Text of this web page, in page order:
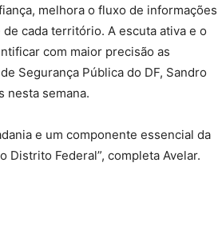
melhora o fluxo de informações
cada território. A escuta ativa e o
com maior precisão as
Segurança Pública do DF, Sandro
nesta semana.
e um componente essencial da
Federal”, completa Avelar.